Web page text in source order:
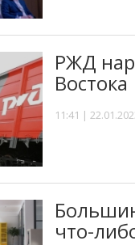
РЖД
Востока
11:41 |
что-